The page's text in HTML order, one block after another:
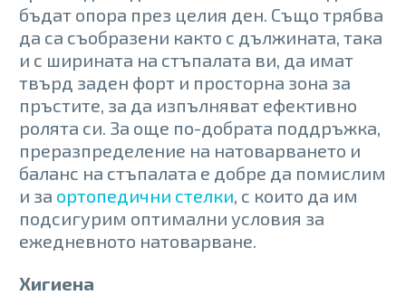
бъдат опора през целия ден. Също трябва
да са съобразени както с дължината, така
и с ширината на стъпалата ви, да имат
твърд заден форт и просторна зона за
пръстите, за да изпълняват ефективно
ролята си. За още по-добрата поддръжка,
преразпределение на натоварването и
баланс на стъпалата е добре да помислим
и за ортопедични стелки , с които да им
подсигурим оптимални условия за
ежедневното натоварване.
Хигиена